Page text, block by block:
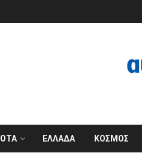
ΟΤΑ ΕΛΛΑΔΑ ΚΟΣΜΟΣ